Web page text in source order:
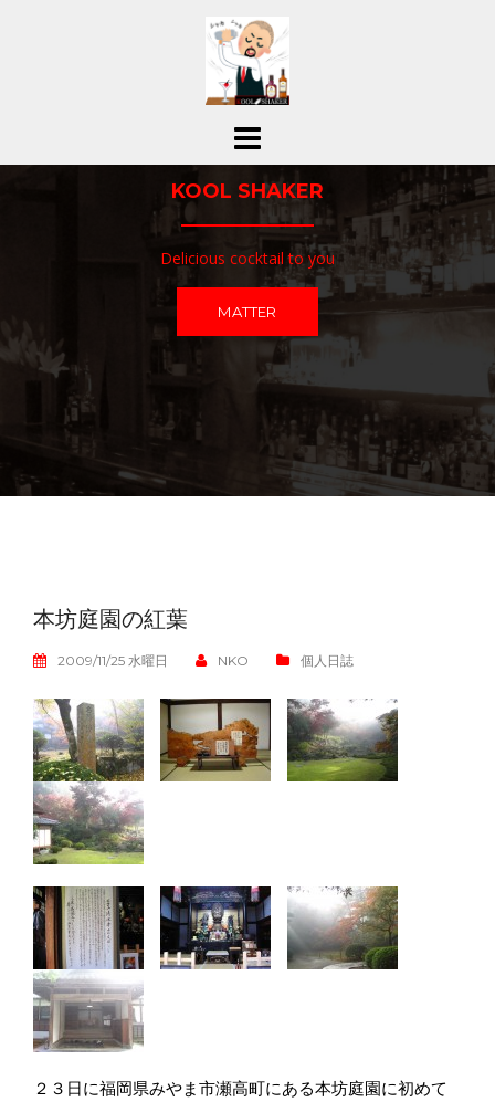
ス
KOOL SHAKER
Delicious cocktail to you
MATTER
本坊庭園の紅葉
2009/11/25 水曜日 NKO 個人日誌
２３日に福岡県みやま市瀬高町にある本坊庭園に初めて